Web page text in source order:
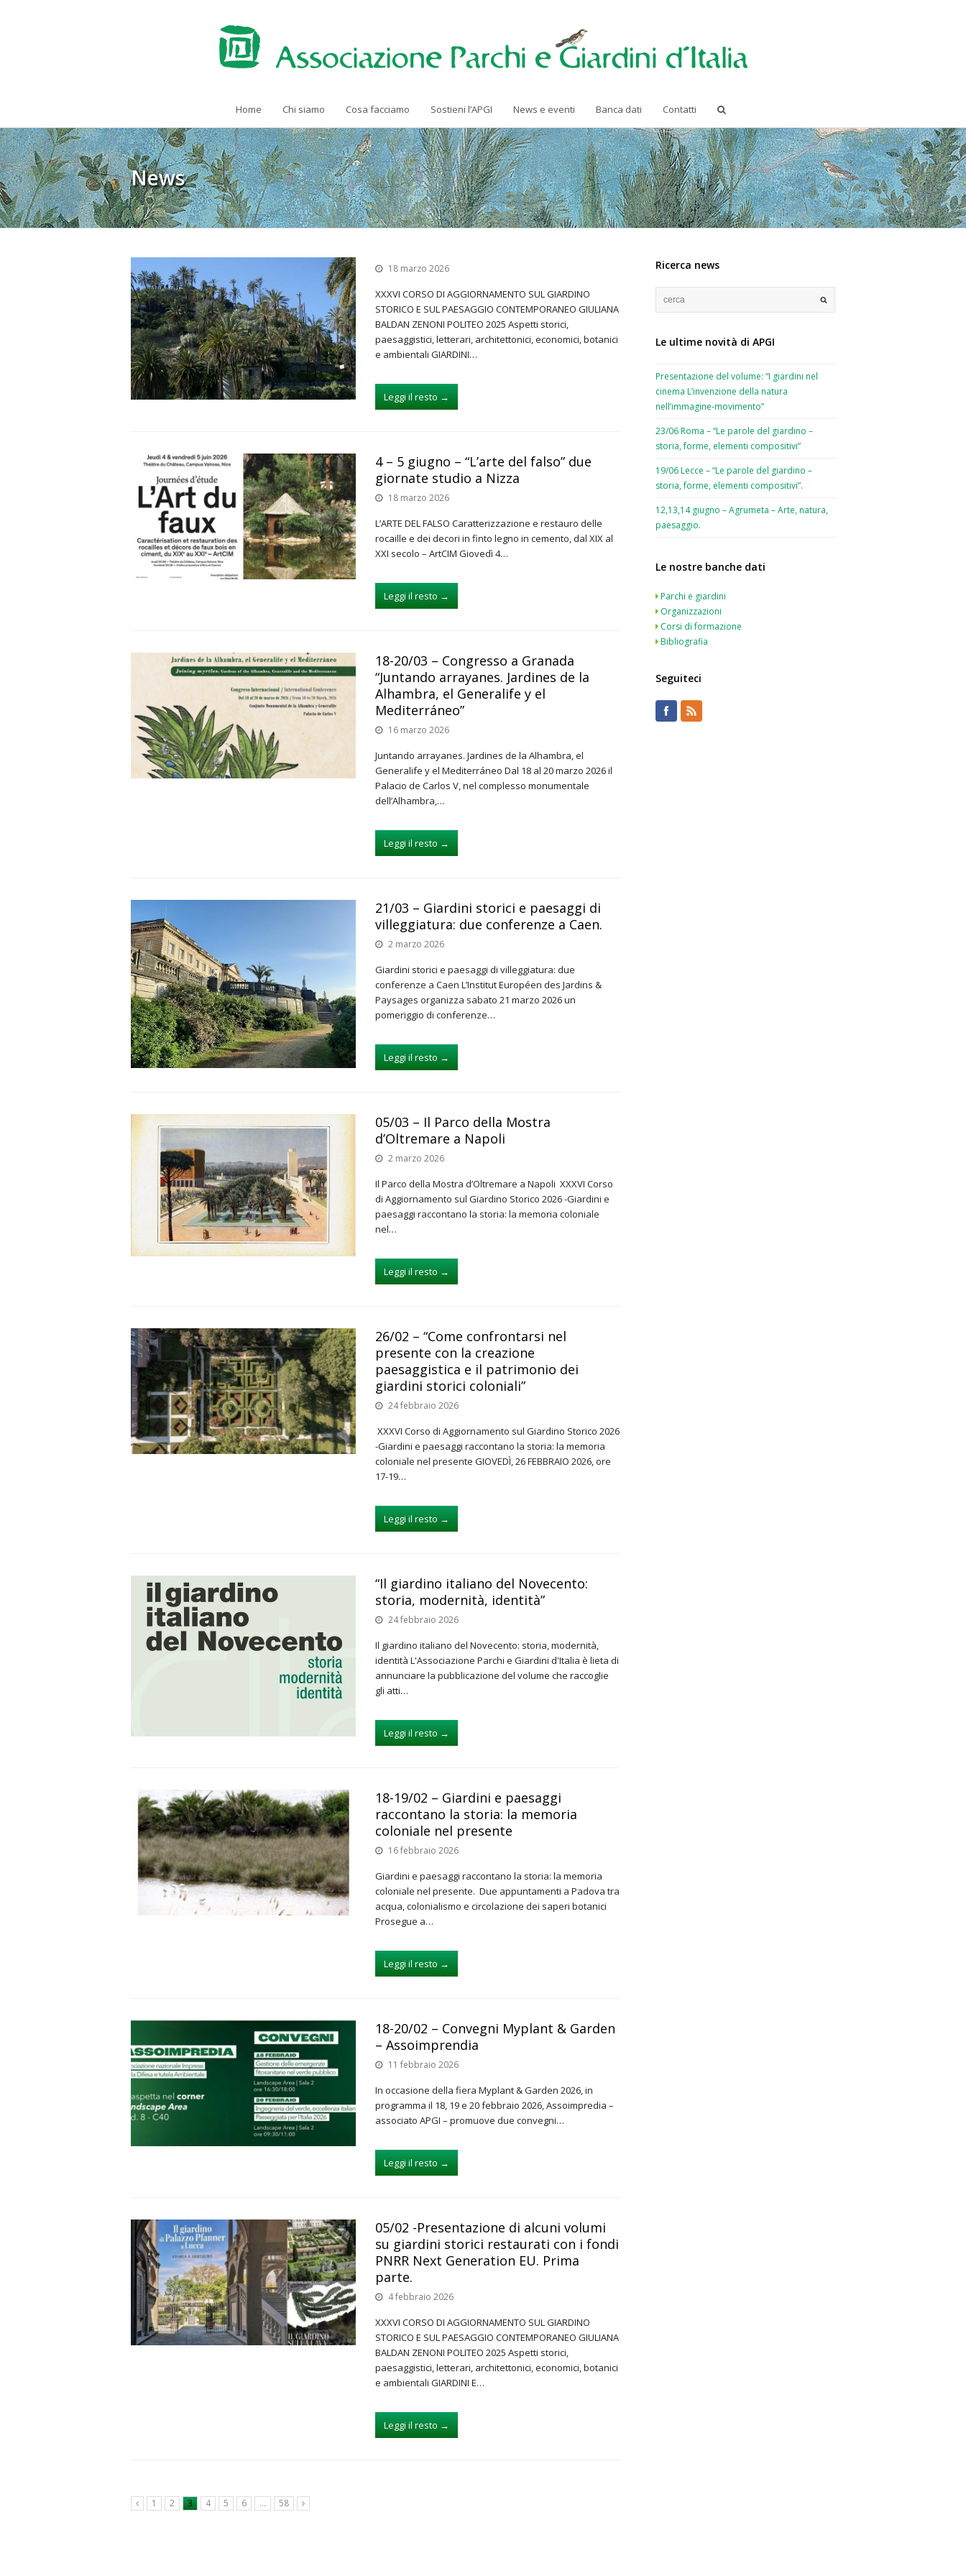
Home Chi siamo Cosa facciamo Sostieni l’APGI News e eventi Banca dati Contatti
News
18 marzo 2026
XXXVI CORSO DI AGGIORNAMENTO SUL GIARDINO
STORICO E SUL PAESAGGIO CONTEMPORANEO GIULIANA
BALDAN ZENONI POLITEO 2025 Aspetti storici,
paesaggistici, letterari, architettonici, economici, botanici
e ambientali GIARDINI…
Leggi il resto →
4 – 5 giugno – “L’arte del falso” due
giornate studio a Nizza
18 marzo 2026
L’ARTE DEL FALSO Caratterizzazione e restauro delle
rocaille e dei decori in finto legno in cemento, dal XIX al
XXI secolo – ArtCIM Giovedì 4…
Leggi il resto →
18-20/03 – Congresso a Granada
“Juntando arrayanes. Jardines de la
Alhambra, el Generalife y el
Mediterráneo”
16 marzo 2026
Juntando arrayanes. Jardines de la Alhambra, el
Generalife y el Mediterráneo Dal 18 al 20 marzo 2026 il
Palacio de Carlos V, nel complesso monumentale
dell’Alhambra,…
Leggi il resto →
21/03 – Giardini storici e paesaggi di
villeggiatura: due conferenze a Caen.
2 marzo 2026
Giardini storici e paesaggi di villeggiatura: due
conferenze a Caen L’Institut Européen des Jardins &
Paysages organizza sabato 21 marzo 2026 un
pomeriggio di conferenze…
Leggi il resto →
05/03 – Il Parco della Mostra
d’Oltremare a Napoli
2 marzo 2026
Il Parco della Mostra d’Oltremare a Napoli XXXVI Corso
di Aggiornamento sul Giardino Storico 2026 -Giardini e
paesaggi raccontano la storia: la memoria coloniale
nel…
Leggi il resto →
26/02 – “Come confrontarsi nel
presente con la creazione
paesaggistica e il patrimonio dei
giardini storici coloniali”
24 febbraio 2026
XXXVI Corso di Aggiornamento sul Giardino Storico 2026
-Giardini e paesaggi raccontano la storia: la memoria
coloniale nel presente GIOVEDÌ, 26 FEBBRAIO 2026, ore
17-19…
Leggi il resto →
“Il giardino italiano del Novecento:
storia, modernità, identità”
24 febbraio 2026
Il giardino italiano del Novecento: storia, modernità,
identità L'Associazione Parchi e Giardini d'Italia è lieta di
annunciare la pubblicazione del volume che raccoglie
gli atti…
Leggi il resto →
18-19/02 – Giardini e paesaggi
raccontano la storia: la memoria
coloniale nel presente
16 febbraio 2026
Giardini e paesaggi raccontano la storia: la memoria
coloniale nel presente. Due appuntamenti a Padova tra
acqua, colonialismo e circolazione dei saperi botanici
Prosegue a…
Leggi il resto →
18-20/02 – Convegni Myplant & Garden
– Assoimprendia
11 febbraio 2026
In occasione della fiera Myplant & Garden 2026, in
programma il 18, 19 e 20 febbraio 2026, Assoimpredia –
associato APGI – promuove due convegni…
Leggi il resto →
05/02 -Presentazione di alcuni volumi
su giardini storici restaurati con i fondi
PNRR Next Generation EU. Prima
parte.
4 febbraio 2026
XXXVI CORSO DI AGGIORNAMENTO SUL GIARDINO
STORICO E SUL PAESAGGIO CONTEMPORANEO GIULIANA
BALDAN ZENONI POLITEO 2025 Aspetti storici,
paesaggistici, letterari, architettonici, economici, botanici
e ambientali GIARDINI E…
Leggi il resto →
1 2 3 4 5 6 … 58
Ricerca news
Le ultime novità di APGI
Presentazione del volume: “I giardini nel
cinema L’invenzione della natura
nell’immagine-movimento”
23/06 Roma – “Le parole del giardino –
storia, forme, elementi compositivi”
19/06 Lecce – “Le parole del giardino –
storia, forme, elementi compositivi”.
12,13,14 giugno – Agrumeta – Arte, natura,
paesaggio.
Le nostre banche dati
Parchi e giardini
Organizzazioni
Corsi di formazione
Bibliografia
Seguiteci